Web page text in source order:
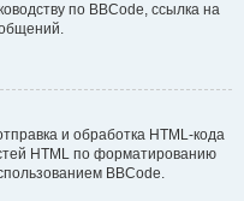
по BBCode, ссылка на
и обработка HTML-кода
HTML по форматированию
BBCode.